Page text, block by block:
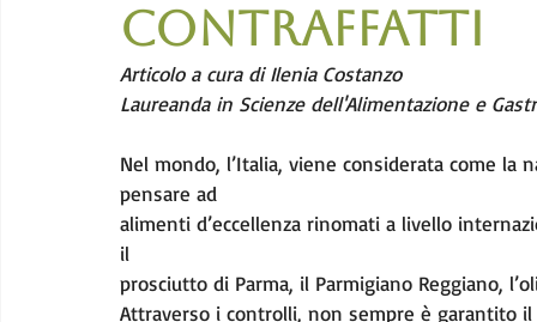
contraffatti
Articolo a cura di Ilenia Costanzo
Laureanda in Scienze dell'Alimentazione e
Nel mondo, l’Italia, viene considerata come la
pensare ad
alimenti d’eccellenza rinomati a livello
il
prosciutto di Parma, il Parmigiano Reggiano,
Attraverso i controlli, non sempre è garantito